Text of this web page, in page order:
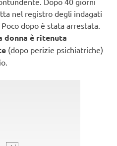
nel registro degli indagati
dopo è stata arrestata.
donna è ritenuta
(dopo perizie psichiatriche)